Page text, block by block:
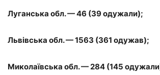
Луганська обл. — 46 (39 одужали);
Львівська обл. — 1563 (361 одужав);
Миколаївська обл. — 284 (145